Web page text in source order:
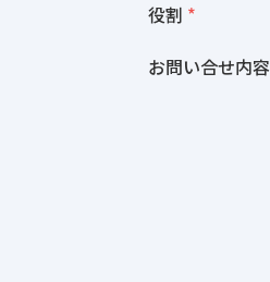
役割
お問い合せ内容